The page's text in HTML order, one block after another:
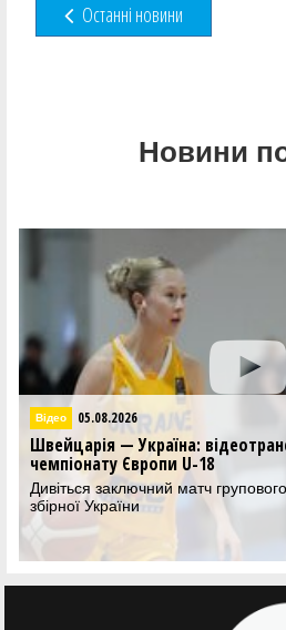
Останні новини
Новини
Відео 05.08.2026
Швейцарія — Україна:
чемпіонату Європи U-18
Дивіться заключний матч
збірної України